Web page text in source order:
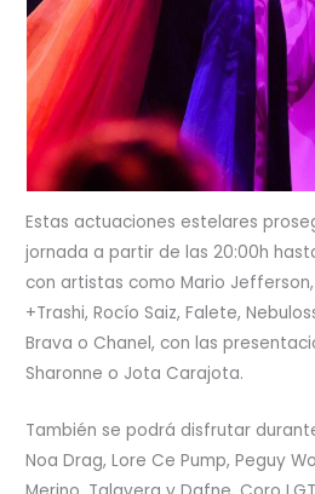
Estas actuaciones estelares
jornada a partir de las 20:00h
con artistas como Mario Jefferson,
+Trashi, Rocío Saiz, Falete,
Brava o Chanel, con las
Sharonne o Jota Carajota.
También se podrá disfrutar
Noa Drag, Lore Ce Pump, Peguy